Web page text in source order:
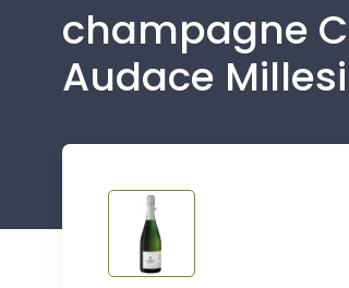
champagne
Audace